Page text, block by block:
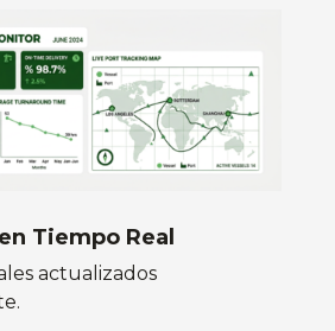
Tiempo Real
actualizados
.